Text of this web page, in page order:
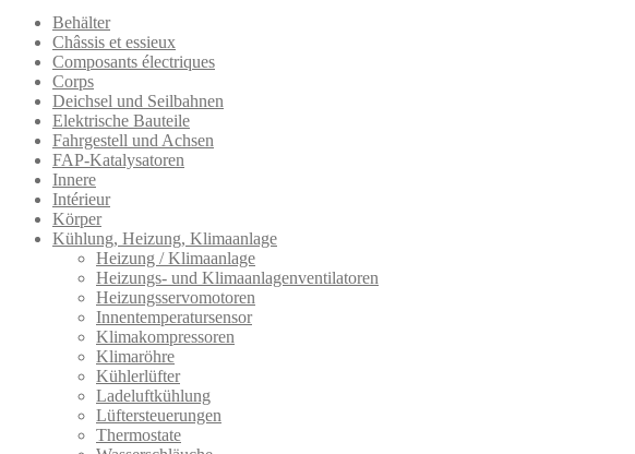
Behälter
Châssis et essieux
Composants électriques
Corps
Deichsel und Seilbahnen
Elektrische Bauteile
Fahrgestell und Achsen
FAP-Katalysatoren
Innere
Intérieur
Körper
Kühlung, Heizung, Klimaanlage
Heizung / Klimaanlage
Heizungs- und Klimaanlagenventilatoren
Heizungsservomotoren
Innentemperatursensor
Klimakompressoren
Klimaröhre
Kühlerlüfter
Ladeluftkühlung
Lüftersteuerungen
Thermostate